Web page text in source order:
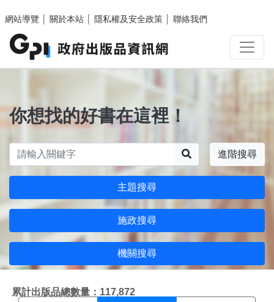
網站導覽
關於本站 隱私權及安全政策 聯絡我們
你想找的好書在這裡！
進階搜尋
主題搜尋
施政搜尋
機關搜尋
累計出版品總數量：117,872
施政搜尋結果頁面